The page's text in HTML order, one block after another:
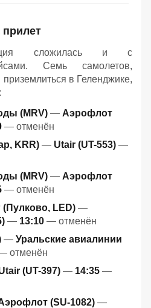
сложилась и с
Семь самолетов,
в Геленджике,
(MRV) — Аэрофлот
— отменён
KRR) — Utair (UT-553) —
(MRV) — Аэрофлот
— отменён
(Пулково, LED) —
— 13:10 — отменён
— Уральские авиалинии
отменён
(UT-397) — 14:35 —
(SU-1082) —